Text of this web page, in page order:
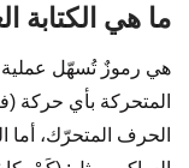
ما هي الكتابة
هي رموزٌ تُسهّل
المتحركة بأي حركة